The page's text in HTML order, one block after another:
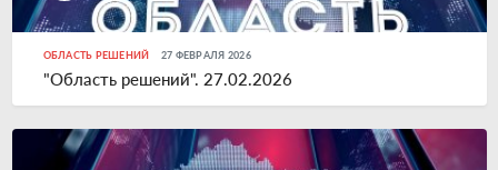
ОБЛАСТЬ РЕШЕНИЙ 27 ФЕВРАЛЯ 2026
"Область решений". 27.02.2026